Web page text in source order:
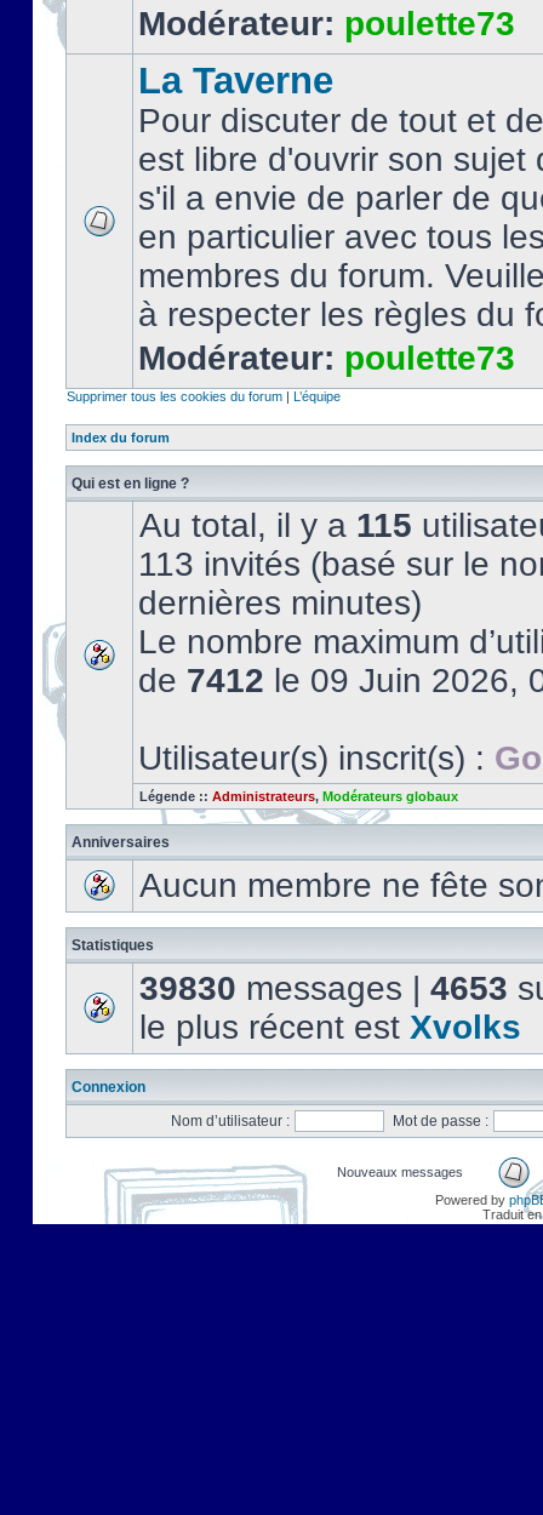
Modérateur: poulette73
La Taverne
Pour discuter de tout et
est libre d'ouvrir son sujet
s'il a envie de parler de
en particulier avec tous
membres du forum.
à respecter les règles du
Modérateur: poulette73
Supprimer tous les cookies du forum | L’équipe
Index du forum
Qui est en ligne ?
Au total, il y a 115
113 invités (basé sur le
dernières minutes)
Le nombre maximum
de 7412 le 09 Juin 2026,
Utilisateur(s) inscrit(s) :
Légende :: Administrateurs, Modérateurs globaux
Anniversaires
Aucun membre ne fête
Statistiques
39830 messages | 4653
le plus récent est Xvolks
Connexion
Nom d’utilisateur :
Mot de passe :
Nouveaux messages
Powered by
Traduit